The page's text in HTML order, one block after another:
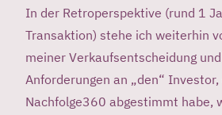
In der Retroperspektive (rund 1
Transaktion) stehe ich weiterhin
meiner Verkaufsentscheidung
Anforderungen an „den“
Nachfolge360 abgestimmt habe,